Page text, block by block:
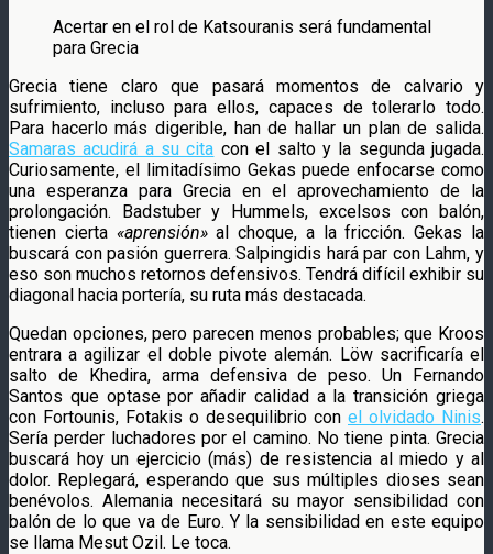
Acertar en el rol de Katsouranis será fundamental
para Grecia
Grecia tiene claro que pasará momentos de calvario y
sufrimiento, incluso para ellos, capaces de tolerarlo todo.
Para hacerlo más digerible, han de hallar un plan de salida.
Samaras acudirá a su cita con el salto y la segunda jugada.
Curiosamente, el limitadísimo Gekas puede enfocarse como
una esperanza para Grecia en el aprovechamiento de la
prolongación. Badstuber y Hummels, excelsos con balón,
tienen cierta «aprensión»al choque, a la fricción. Gekas la
buscará con pasión guerrera. Salpingidis hará par con Lahm, y
eso son muchos retornos defensivos. Tendrá difícil exhibir su
diagonal hacia portería, su ruta más destacada.
Quedan opciones, pero parecen menos probables; que Kroos
entrara a agilizar el doble pivote alemán. Löw sacrificaría el
salto de Khedira, arma defensiva de peso. Un Fernando
Santos que optase por añadir calidad a la transición griega
con Fortounis, Fotakis o desequilibrio con el olvidado Ninis.
Sería perder luchadores por el camino. No tiene pinta. Grecia
buscará hoy un ejercicio (más) de resistencia al miedo y al
dolor. Replegará, esperando que sus múltiples dioses sean
benévolos. Alemania necesitará su mayor sensibilidad con
balón de lo que va de Euro. Y la sensibilidad en este equipo
se llama Mesut Ozil. Le toca.